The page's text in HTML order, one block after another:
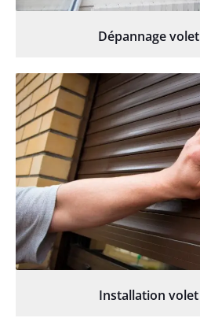
Dépannage
Installation